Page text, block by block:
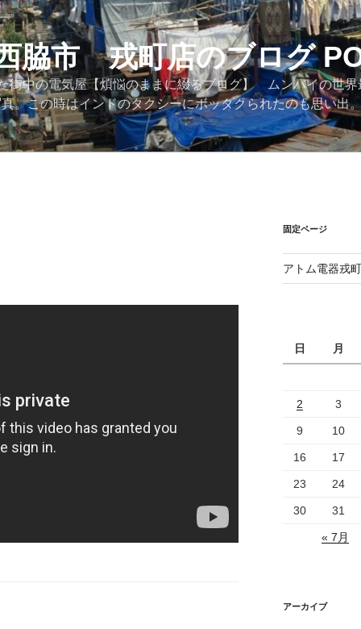
脇市 戎町店のブログ
街中の電気屋【煩悩のままに綴るブログ】 ムンバイの世
。この時はインドのタクシーにボッタクられたのも思い出
固定ページ
アトム電器
日 月
2 3
9 10
16 17
23 24
30 31
« 7月
アーカイブ